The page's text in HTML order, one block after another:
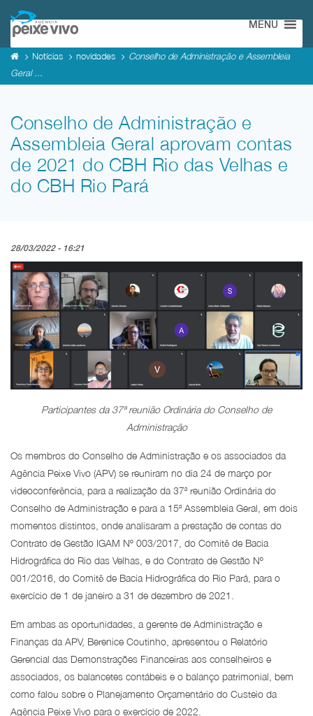
MENU
Notícias novidades
Conselho de Administração e Assembleia
Geral ...
Conselho de Administração e
Assembleia Geral aprovam contas
de 2021 do CBH Rio das Velhas e
do CBH Rio Pará
28/03/2022 - 16:21
Participantes da 37ª reunião Ordinária do Conselho de
Administração
Os membros do Conselho de Administração e os associados da
Agência Peixe Vivo (APV) se reuniram no dia 24 de março por
videoconferência, para a realização da 37ª reunião Ordinária do
Conselho de Administração e para a 15ª Assembleia Geral, em dois
momentos distintos, onde analisaram a prestação de contas do
Contrato de Gestão IGAM Nº 003/2017, do Comitê de Bacia
Hidrográfica do Rio das Velhas, e do Contrato de Gestão Nº
001/2016, do Comitê de Bacia Hidrográfica do Rio Pará, para o
exercício de 1 de janeiro a 31 de dezembro de 2021.
Em ambas as oportunidades, a gerente de Administração e
Finanças da APV, Berenice Coutinho, apresentou o Relatório
Gerencial das Demonstrações Financeiras aos conselheiros e
associados, os balancetes contábeis e o balanço patrimonial, bem
como falou sobre o Planejamento Orçamentário do Custeio da
Agência Peixe Vivo para o exercício de 2022.